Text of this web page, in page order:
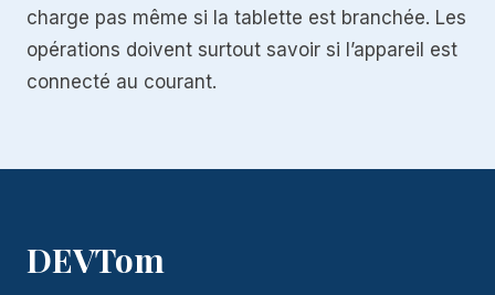
charge pas même si la tablette est branchée. Les
opérations doivent surtout savoir si l’appareil est
connecté au courant.
DEVTom